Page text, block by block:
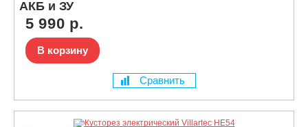
АКБ и ЗУ
5 990 р.
В корзину
Сравнить